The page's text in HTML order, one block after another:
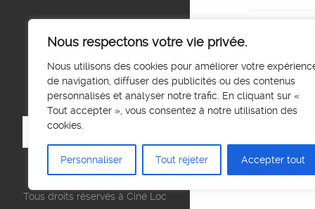
Nous respectons votre vie privée.
Nous utilisons des cookies pour améliorer votre
de navigation, diffuser des publicités ou des contenus
personnalisés et analyser notre trafic. En cliquant sur «
Tout accepter », vous consentez à notre utilisation des
cookies.
Personnaliser Tout rejeter Accepter tout
Tous droits réservés à Ciné Loc